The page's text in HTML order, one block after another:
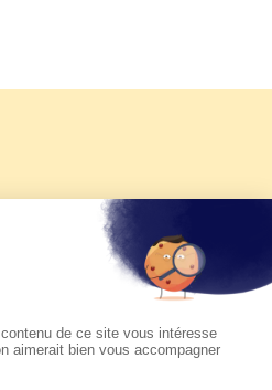
d'été 2026 de KTO
pastorale du pape Léon
à suivre sur KTO le
août